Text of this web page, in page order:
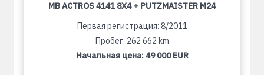
MB ACTROS 4141 8X4 + PUTZMAISTER M24
Первая регистрация: 8/2011
Пробег: 262 662 km
Начальная цена:49 000 EUR